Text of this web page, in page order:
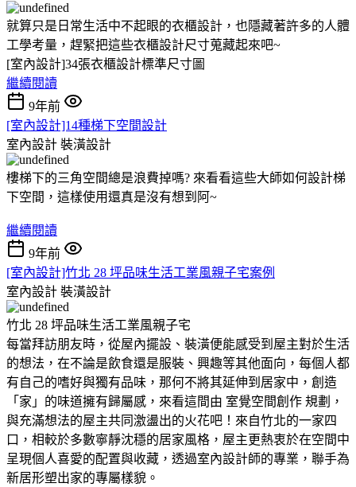
就算只是日常生活中不起眼的衣櫃設計，也隱藏著許多的人體
工學考量，趕緊把這些衣櫃設計尺寸蒐藏起來吧~
[室內設計]34張衣櫃設計標準尺寸圖
繼續閱讀
9年前
[室內設計]14種梯下空間設計
室內設計 裝潢設計
樓梯下的三角空間總是浪費掉嗎? 來看看這些大師如何設計梯
下空間，這樣使用還真是沒有想到阿~
繼續閱讀
9年前
[室內設計]竹北 28 坪品味生活工業風親子宅案例
室內設計 裝潢設計
竹北 28 坪品味生活工業風親子宅
每當拜訪朋友時，從屋內擺設、裝潢便能感受到屋主對於生活
的想法，在不論是飲食還是服裝、興趣等其他面向，每個人都
有自己的嗜好與獨有品味，那何不將其延伸到居家中，創造
「家」的味道擁有歸屬感，來看這間由 室覺空間創作 規劃，
與充滿想法的屋主共同激盪出的火花吧！來自竹北的一家四
口，相較於多數寧靜沈穩的居家風格，屋主更熱衷於在空間中
呈現個人喜愛的配置與收藏，透過室內設計師的專業，聯手為
新居形塑出家的專屬樣貌。